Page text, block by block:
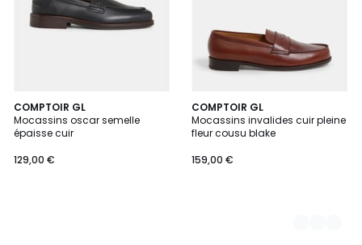
COMPTOIR GL
Mocassins oscar semelle
épaisse cuir
129,00 €
COMPTOIR GL
Mocassins invalides cuir pleine
fleur cousu blake
159,00 €
2
Couleurs